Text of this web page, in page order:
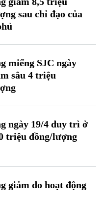
sau chỉ đạo của
miếng SJC ngày
sâu 4 triệu
ngày 19/4 duy trì ở
triệu đồng/lượng
giảm do hoạt động